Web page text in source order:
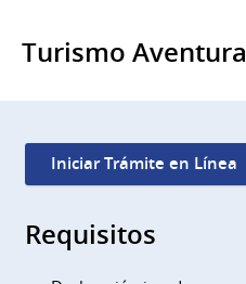
Turismo Aventura
Iniciar Trámite en Línea
Requisitos